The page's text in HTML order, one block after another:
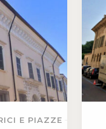
E PIAZZE